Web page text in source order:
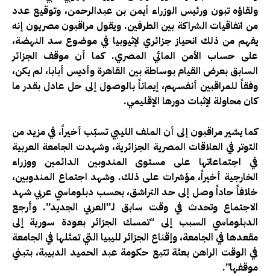
ولقاؤه تبون ورئيس الوزراء أيمن بن عبدالرحمن، وتوقيع عدد
من اتفاقيات الشراكة بين الطرفين. ويقول مراقبون مصريون إنه
يفهم من ذلك انحياز جزائري لإثيوبيا في موضوع سد النهضة،
على حساب الأمن المائي المصري. كما أن موقف الجزائر
السابق بعرض القيام بوساطة بين القاهرة وأديس أبابا، لم يكن،
وفقاً للمراقبين أنفسهم، إيماناً بالوصول إلى حل عادل بقدر ما
كان محاولة لإثبات دورها الإقليمي.
كما يشير مراقبون إلى أن الملف الليبي تسبّب أخيراً، في مزيد من
التوتر في العلاقات المصرية الجزائرية، وشهدت الجامعة العربية
في اجتماعاتها على مستوى المندوبين الدائمين ووزراء
الخارجية أخيراً، مؤشرات على ذلك. وشهد اجتماع المندوبين،
خلافاً حاداً وصل إلى حد التراشق، بحسب دبلوماسي عربي شهد
الاجتماع وتحدث في وقت سابق لـ”العربي الجديد”. وأرجع
الدبلوماسي السبب إلى “تمسك الجزائر بعودة سورية إلى
مقعدها في الجامعة، وإقناع الجزائر لليبيا التي تمثلها في الجامعة
في الوقت الراهن بعثة تتبع حكومة عبد الحميد الدبيبة، بتبني
موقفها”.